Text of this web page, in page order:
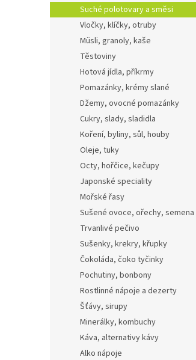
n
e
Suché polotovary a směsi
Vločky, klíčky, otruby
Müsli, granoly, kaše
Těstoviny
Hotová jídla, příkrmy
Pomazánky, krémy slané
Džemy, ovocné pomazánky
Cukry, slady, sladidla
Koření, byliny, sůl, houby
Oleje, tuky
Octy, hořčice, kečupy
Japonské speciality
Mořské řasy
Sušené ovoce, ořechy, semena
Trvanlivé pečivo
Sušenky, krekry, křupky
Čokoláda, čoko tyčinky
Pochutiny, bonbony
Rostlinné nápoje a dezerty
Šťávy, sirupy
Minerálky, kombuchy
Káva, alternativy kávy
Alko nápoje